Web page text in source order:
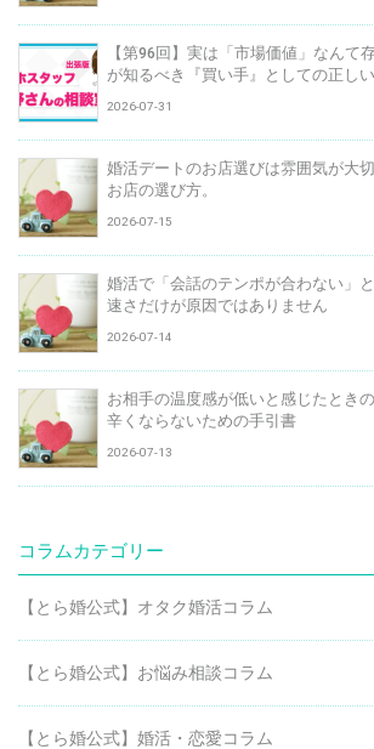
【第96回】実は「市場価値」なんて
が知るべき『買い手』としての正し
2026-07-31
婚活デートのお店選びは雰囲気が大
お店の選び方。
2026-07-15
婚活で「会話のテンポが合わない」
速さだけが原因ではありません
2026-07-14
お相手の温度感が低いと感じたとき
辛くならないための手引書
2026-07-13
コラムカテゴリー
【とら婚公式】オタク婚活コラム
【とら婚公式】お悩み相談コラム
【とら婚公式】婚活・恋愛コラム